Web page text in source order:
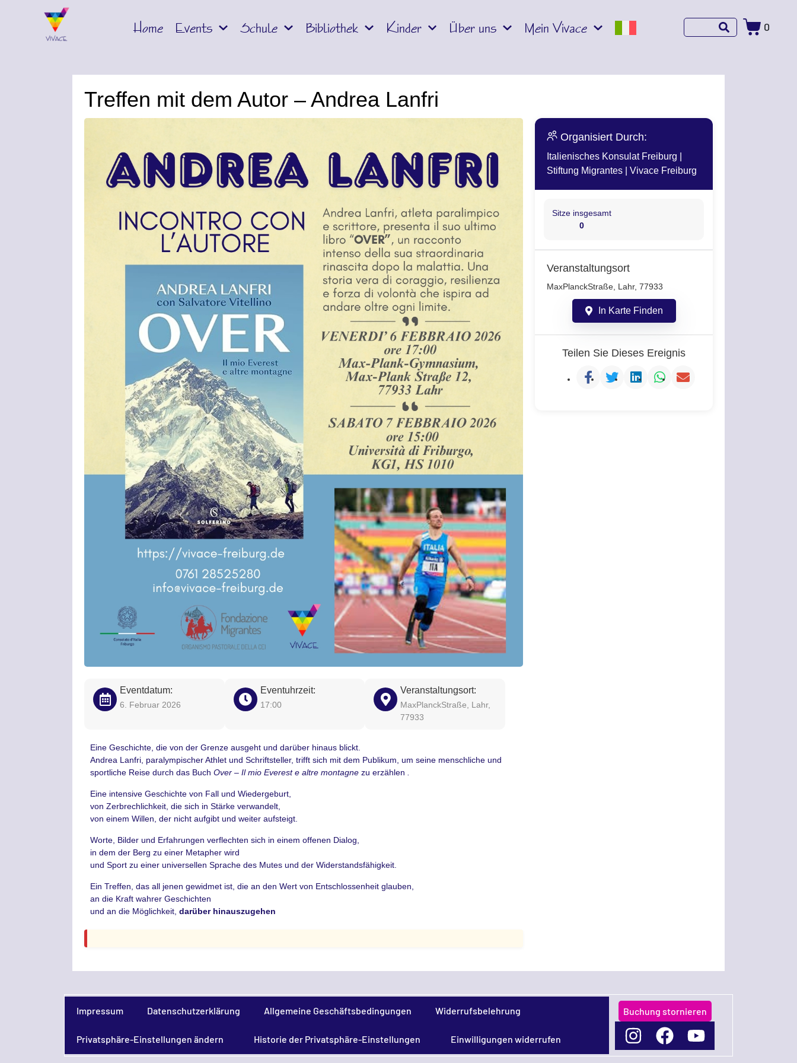
Home Events Schule Bibliothek Kinder Über uns Mein Vivace 0
Treffen mit dem Autor – Andrea Lanfri
Eventdatum:
6. Februar 2026
Eventuhrzeit:
17:00
Veranstaltungsort:
MaxPlanckStraße, Lahr,
77933
Eine Geschichte, die von der Grenze ausgeht und darüber hinaus blickt.
Andrea Lanfri, paralympischer Athlet und Schriftsteller, trifft sich mit dem Publikum, um seine menschliche und
sportliche Reise durch das Buch Over – Il mio Everest e altre montagne zu erzählen
Eine intensive Geschichte von Fall und Wiedergeburt,
von Zerbrechlichkeit, die sich in Stärke verwandelt,
von einem Willen, der nicht aufgibt und weiter aufsteigt.
Worte, Bilder und Erfahrungen verflechten sich in einem offenen Dialog,
in dem der Berg zu einer Metapher wird
und Sport zu einer universellen Sprache des Mutes und der Widerstandsfähigkeit.
Ein Treffen, das all jenen gewidmet ist, die an den Wert von Entschlossenheit glauben,
an die Kraft wahrer Geschichten
und an die Möglichkeit, darüber hinauszugehen
Organisiert Durch:
Italienisches Konsulat Freiburg
Stiftung Migrantes
Vivace Freiburg
Sitze insgesamt
0
Veranstaltungsort
MaxPlanckStraße, Lahr, 77933
In Karte Finden
Teilen Sie Dieses Ereignis
Impressum Datenschutzerklärung Allgemeine Geschäftsbedingungen Widerrufsbelehrung
Privatsphäre-Einstellungen ändern Historie der Privatsphäre-Einstellungen Einwilligungen widerrufen
Buchung stornieren